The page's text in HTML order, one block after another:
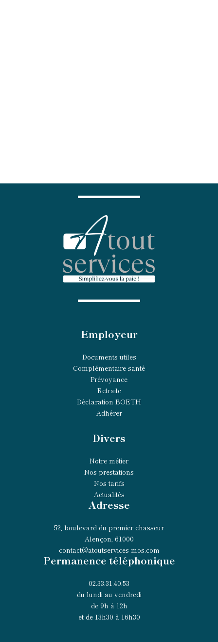
Employeur
Documents utiles
Complémentaire santé
Prévoyance
Retraite
Déclaration BOETH
Adhérer
Divers
Notre métier
Nos prestations
Nos tarifs
Actualités
Adresse
52, boulevard du premier chasseur
Alençon, 61000
contact@atoutservices-mos.com
Permanence téléphonique
02.33.31.40.53
du lundi au vendredi
de 9h à 12h
et de 13h30 à 16h30